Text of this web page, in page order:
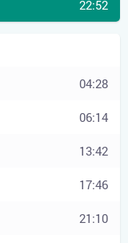
22:52
04:28
06:14
13:42
17:46
21:10